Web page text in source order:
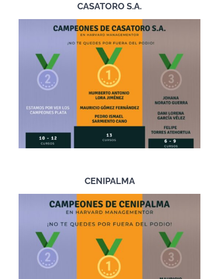
CASATORO S.A.
CENIPALMA